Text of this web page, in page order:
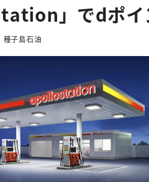
」でdポイ
種子島石油